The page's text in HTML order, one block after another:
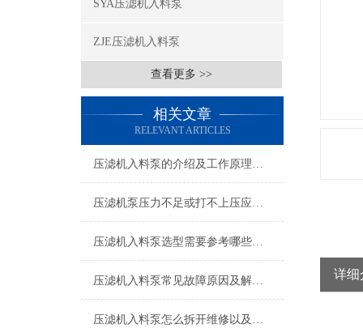
SYA压滤机入料泵
ZJE压滤机入料泵
查看更多 >>
相关文章
RELEVANT ARTICLES
压滤机入料泵的介绍及工作原理说明
压滤机泵压力不足或打不上压应从哪几个方面找原因
压滤机入料泵选型需要参考哪些参数
压滤机入料泵常见故障原因及解决方法说明
压滤机入料泵怎么拆开维修以及装配
详细